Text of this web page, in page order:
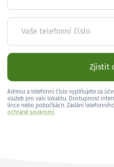
Vaše telefonní číslo
Zjistit
Adresu a telefonní číslo vyplňujete za
služeb pro vaši lokalitu. Dostupnost
lince nebo pobočkách. Zadání
ochraně soukromí.